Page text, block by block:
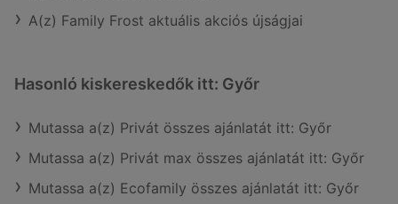
A(z) Family Frost aktuális akciós újságjai
Hasonló kiskereskedők itt: Győr
Mutassa a(z) Privát összes ajánlatát itt: Győr
Mutassa a(z) Privát max összes ajánlatát itt: Győr
Mutassa a(z) Ecofamily összes ajánlatát itt: Győr